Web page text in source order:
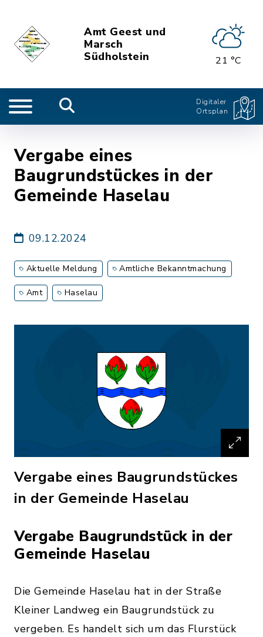
Amt Geest und
Marsch
Südholstein
21 °C
Digitaler
Ortsplan
Vergabe eines
Baugrundstückes in der
Gemeinde Haselau
09.12.2024
Aktuelle Meldung Amtliche Bekanntmachung
Amt Haselau
Vergabe eines Baugrundstückes
in der Gemeinde Haselau
Vergabe Baugrundstück in der
Gemeinde Haselau
Die Gemeinde Haselau hat in der Straße
Kleiner Landweg ein Baugrundstück zu
vergeben. Es handelt sich um das Flurstück